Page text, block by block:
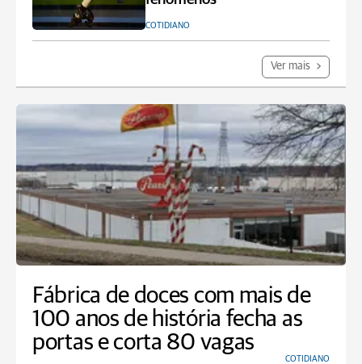
COTIDIANO
Ver mais
Fábrica de doces com mais de
100 anos de história fecha as
portas e corta 80 vagas
COTIDIANO